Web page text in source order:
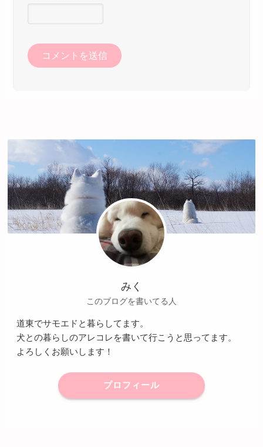
みく
このブログを書いてる人
道東でサモエドと暮らしてます。
犬との暮らしのアレコレを書いて行こうと思ってます。
よろしくお願いします！
プロフィール